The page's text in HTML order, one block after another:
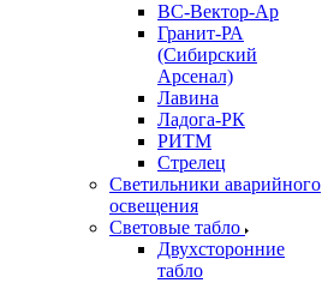
ВС-Вектор-Ар
Гранит-РА
(Сибирский
Арсенал)
Лавина
Ладога-РК
РИТМ
Стрелец
Светильники аварийного
освещения
Световые табло
Двухсторонние
табло